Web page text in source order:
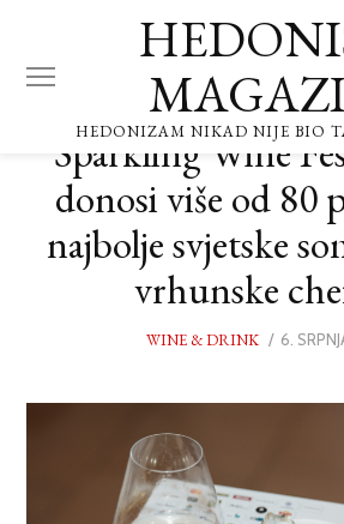
HEDONIZAM NIKAD NIJE BIO
Sparkling Wine
donosi više od 80
najbolje svjetske
vrhunske
WINE & DRINK
POSTED
6.